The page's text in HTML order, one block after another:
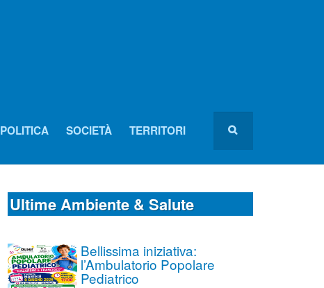
POLITICA SOCIETÀ TERRITORI
Ultime Ambiente & Salute
Bellissima iniziativa:
l’Ambulatorio Popolare
Pediatrico